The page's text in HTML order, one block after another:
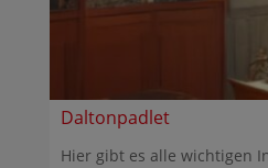
Daltonpadlet
Hier gibt es alle wichtigen